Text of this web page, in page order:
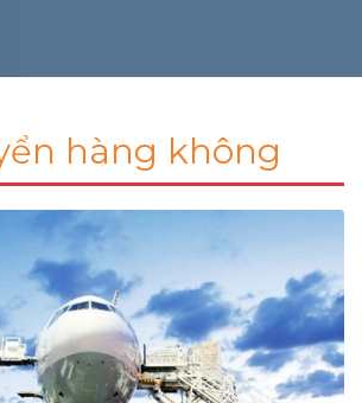
hàng không